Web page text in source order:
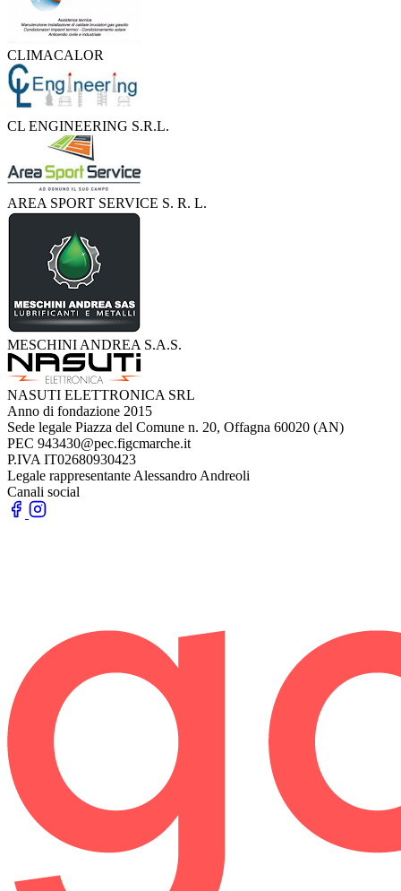
CLIMACALOR
CL ENGINEERING S.R.L.
AREA SPORT SERVICE S. R. L.
MESCHINI ANDREA S.A.S.
NASUTI ELETTRONICA SRL
Anno di fondazione 2015
Sede legale Piazza del Comune n. 20, Offagna 60020 (AN)
PEC 943430@pec.figcmarche.it
P.IVA IT02680930423
Legale rappresentante Alessandro Andreoli
Canali social